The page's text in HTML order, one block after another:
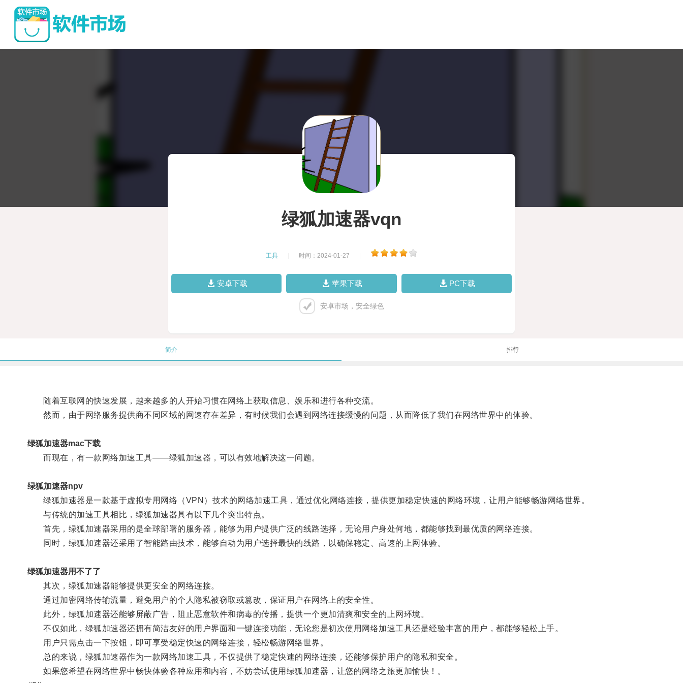
绿狐加速器vqn
工具 时间：2024-01-27
安卓下载 苹果下载 PC下载
安卓市场，安全绿色
简介 排行
随着互联网的快速发展，越来越多的人开始习惯在网络上获取信息、娱乐和进行各种交流。
然而，由于网络服务提供商不同区域的网速存在差异，有时候我们会遇到网络连接缓慢的问题，从而降低了我们在网络世界中的体验。
绿狐加速器mac下载
而现在，有一款网络加速工具——绿狐加速器，可以有效地解决这一问题。
绿狐加速器npv
绿狐加速器是一款基于虚拟专用网络（VPN）技术的网络加速工具，通过优化网络连接，提供更加稳定快速的网络环境，让用户能够畅游网络世界。
与传统的加速工具相比，绿狐加速器具有以下几个突出特点。
首先，绿狐加速器采用的是全球部署的服务器，能够为用户提供广泛的线路选择，无论用户身处何地，都能够找到最优质的网络连接。
同时，绿狐加速器还采用了智能路由技术，能够自动为用户选择最快的线路，以确保稳定、高速的上网体验。
绿狐加速器用不了了
其次，绿狐加速器能够提供更安全的网络连接。
通过加密网络传输流量，避免用户的个人隐私被窃取或篡改，保证用户在网络上的安全性。
此外，绿狐加速器还能够屏蔽广告，阻止恶意软件和病毒的传播，提供一个更加清爽和安全的上网环境。
不仅如此，绿狐加速器还拥有简洁友好的用户界面和一键连接功能，无论您是初次使用网络加速工具还是经验丰富的用户，都能够轻松上手。
用户只需点击一下按钮，即可享受稳定快速的网络连接，轻松畅游网络世界。
总的来说，绿狐加速器作为一款网络加速工具，不仅提供了稳定快速的网络连接，还能够保护用户的隐私和安全。
如果您希望在网络世界中畅快体验各种应用和内容，不妨尝试使用绿狐加速器，让您的网络之旅更加愉快！。